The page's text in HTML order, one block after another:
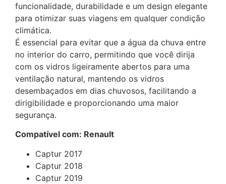
funcionalidade, durabilidade e um design elegante
para otimizar suas viagens em qualquer condição
climática.
É essencial para evitar que a água da chuva entre
no interior do carro, permitindo que você dirija
com os vidros ligeiramente abertos para uma
ventilação natural, mantendo os vidros
desembaçados em dias chuvosos, facilitando a
dirigibilidade e proporcionando uma maior
segurança.
Compatível com: Renault
Captur 2017
Captur 2018
Captur 2019